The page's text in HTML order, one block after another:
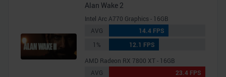
Alan Wake 2
Intel Arc A770 Graphics - 16GB
AVG
14.4 FPS
1%
12.1 FPS
AMD Radeon RX 7800 XT - 16GB
AVG
23.4 FPS